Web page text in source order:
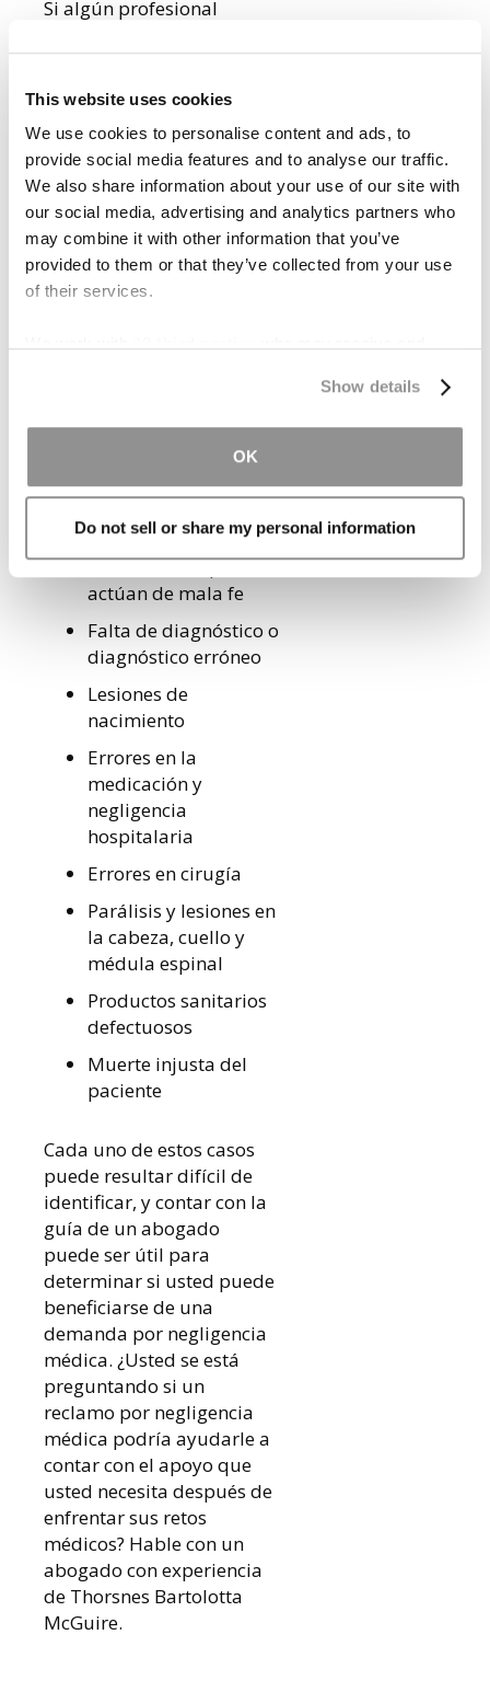
This website uses cookies
We use cookies to personalise content and ads, to
provide social media features and to analyse our traffic.
We also share information about your use of our site with
our social media, advertising and analytics partners who
may combine it with other information that you’ve
provided to them or that they’ve collected from your use
of their services.
Show details
OK
Do not sell or share my personal information
Si algún profesional
resultados a menudo
suele ser devastadores.
Sin embargo, debido a
que los casos de
negligencia médica varían
notablemente entre sí,
podría resultar difícil
saber si el daño que usted
ha experimentado podría
sentar las bases de un
médica.
negligencia médica
Proveedores de la
mantenimiento de la
salud (HMO) que
actúan de mala fe
Falta de diagnóstico o
diagnóstico erróneo
Lesiones de
nacimiento
Errores en la
medicación y
negligencia
hospitalaria
Errores en cirugía
Parálisis y lesiones en
la cabeza, cuello y
médula espinal
Productos sanitarios
defectuosos
Muerte injusta del
paciente
Cada uno de estos casos
puede resultar difícil de
identificar, y contar con la
guía de un abogado
puede ser útil para
determinar si usted puede
beneficiarse de una
demanda por negligencia
médica. ¿Usted se está
preguntando si un
reclamo por negligencia
médica podría ayudarle a
contar con el apoyo que
usted necesita después de
enfrentar sus retos
médicos? Hable con un
abogado con experiencia
de Thorsnes Bartolotta
McGuire.